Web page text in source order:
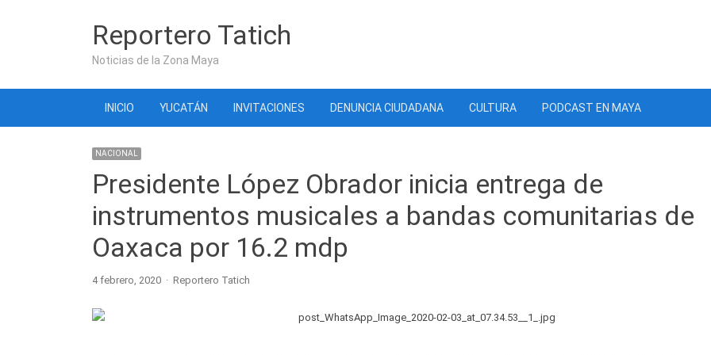
Reportero Tatich
Noticias de la Zona Maya
INICIO YUCATÁN INVITACIONES DENUNCIA CIUDADANA CULTURA PODCAST EN MAYA
NACIONAL
Presidente López Obrador inicia entrega de
instrumentos musicales a bandas comunitarias de
Oaxaca por 16.2 mdp
4 febrero, 2020 Author
Reportero Tatich